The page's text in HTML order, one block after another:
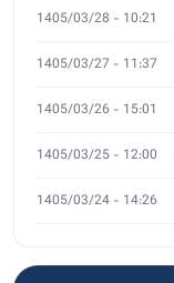
10:21 - 1405/03/28
11:37 - 1405/03/27
15:01 - 1405/03/26
12:00 - 1405/03/25
14:26 - 1405/03/24